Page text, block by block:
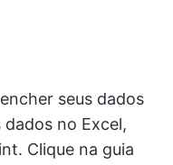
seus dados
no Excel,
Clique na guia